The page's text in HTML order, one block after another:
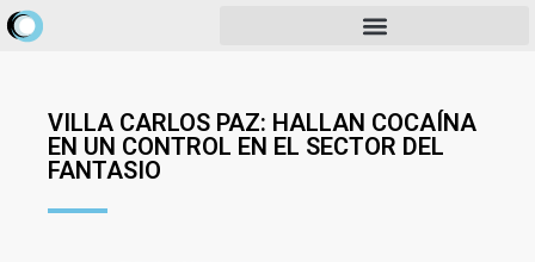
VILLA CARLOS PAZ: HALLAN COCAÍNA
EN UN CONTROL EN EL SECTOR DEL
FANTASIO